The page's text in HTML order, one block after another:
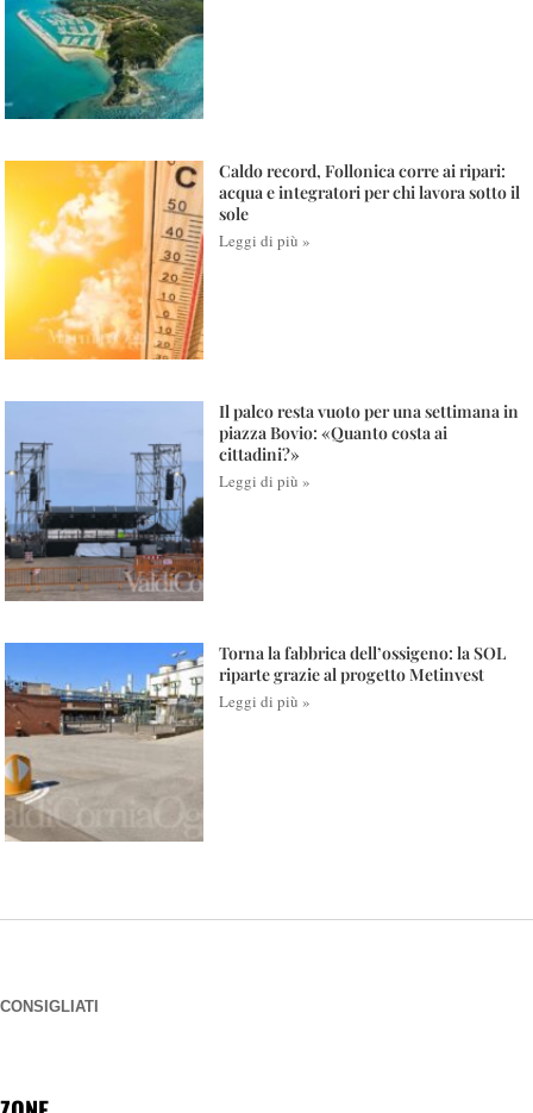
Caldo record, Follonica corre ai ripari:
acqua e integratori per chi lavora sotto il
sole
Leggi di più »
Il palco resta vuoto per una settimana in
piazza Bovio: «Quanto costa ai
cittadini?»
Leggi di più »
Torna la fabbrica dell’ossigeno: la SOL
riparte grazie al progetto Metinvest
Leggi di più »
CONSIGLIATI